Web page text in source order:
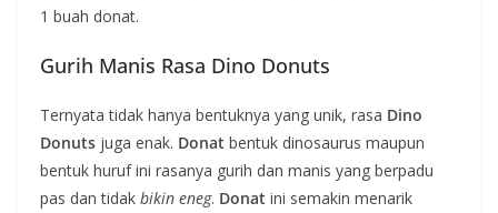
1 buah donat.
Gurih Manis Rasa Dino Donuts
Ternyata tidak hanya bentuknya yang unik, rasa Dino
Donuts juga enak. Donat bentuk dinosaurus maupun
bentuk huruf ini rasanya gurih dan manis yang berpadu
pas dan tidak bikin eneg. Donat ini semakin menarik